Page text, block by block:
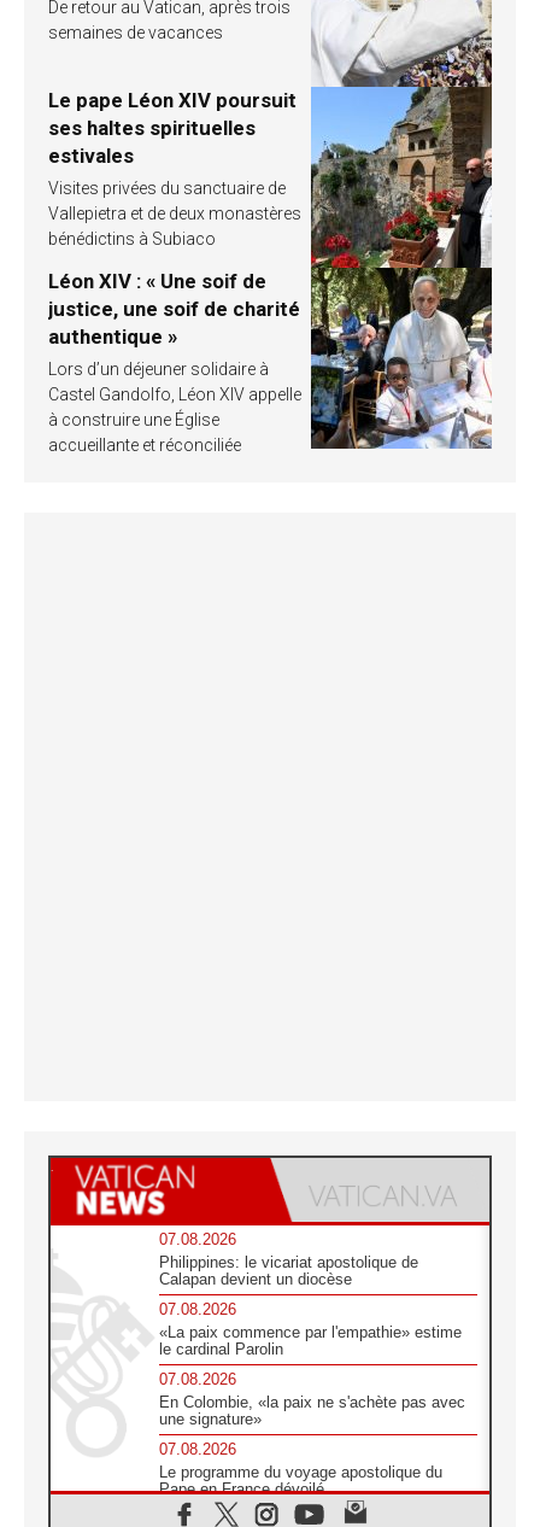
De retour au Vatican, après trois
semaines de vacances
Le pape Léon XIV poursuit
ses haltes spirituelles
estivales
Visites privées du sanctuaire de
Vallepietra et de deux monastères
bénédictins à Subiaco
Léon XIV : « Une soif de
justice, une soif de charité
authentique »
Lors d’un déjeuner solidaire à
Castel Gandolfo, Léon XIV appelle
à construire une Église
accueillante et réconciliée
07.08.2026
Philippines: le vicariat apostolique de
Calapan devient un diocèse
07.08.2026
«La paix commence par l'empathie» estime
le cardinal Parolin
07.08.2026
En Colombie, «la paix ne s'achète pas avec
une signature»
07.08.2026
Le programme du voyage apostolique du
Pape en France dévoilé
07.08.2026